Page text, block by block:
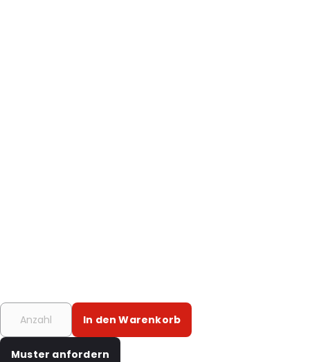
In den Warenkorb
Muster anfordern